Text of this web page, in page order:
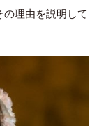
の理由を説明して